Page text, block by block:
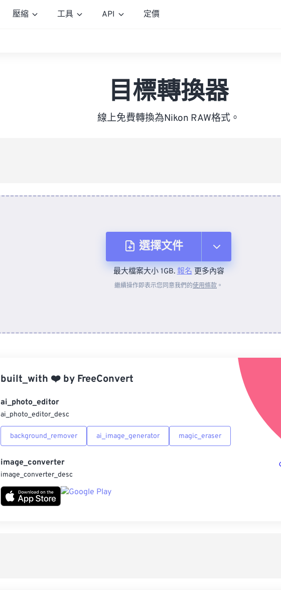
壓縮 工具 API 定價
目標轉換器
線上免費轉換為Nikon RAW格式。
選擇文件
來自裝置
來自 OneDrive
最大檔案大小 1GB.報名更多內容
繼續操作即表示您同意我們的使用條款 。
built_with ❤️ by FreeConvert
ai_photo_editor
ai_photo_editor_desc
background_remover ai_image_generator magic_eraser
image_converter
image_converter_desc